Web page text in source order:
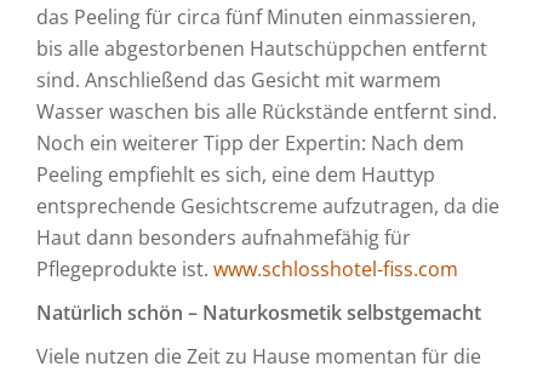
das Peeling für circa fünf Minuten einmassieren,
bis alle abgestorbenen Hautschüppchen entfernt
sind. Anschließend das Gesicht mit warmem
Wasser waschen bis alle Rückstände entfernt sind.
Noch ein weiterer Tipp der Expertin: Nach dem
Peeling empfiehlt es sich, eine dem Hauttyp
entsprechende Gesichtscreme aufzutragen, da die
Haut dann besonders aufnahmefähig für
Pflegeprodukte ist. www.schlosshotel-fiss.com
Natürlich schön – Naturkosmetik selbstgemacht
Viele nutzen die Zeit zu Hause momentan für die